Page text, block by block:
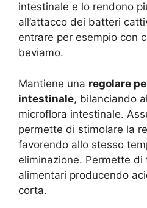
intestinale e lo rendono
all’attacco dei batteri
entrare per esempio con
beviamo.
Mantiene una regolare
intestinale, bilanciando
microflora intestinale.
permette di stimolare la
favorendo allo stesso
eliminazione. Permette
alimentari producendo
corta.